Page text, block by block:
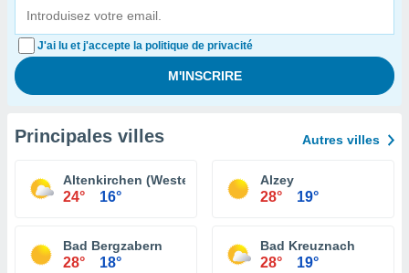
J'ai lu et j'accepte la politique de privacité
Principales villes Autres villes
Altenkirchen (Westerwald)
24° 16°
Alzey
28° 19°
Bad Bergzabern
28° 18°
Bad Kreuznach
28° 19°